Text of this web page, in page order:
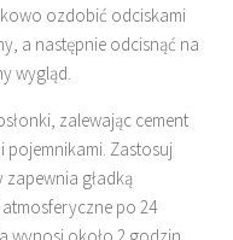
ozdobić odciskami
a następnie odcisnąć na
wygląd.
zalewając cement
pojemnikami. Zastosuj
gładką
po 24